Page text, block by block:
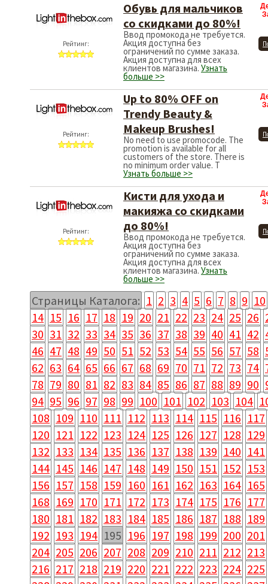
Рейтинг:
Обувь для мальчиков
со скидками до 80%!
Ввод промокода не требуется.
Акция доступна без
ограничений по сумме заказа.
Акция доступна для всех
клиентов магазина. Узнать
больше >>
Рейтинг:
Up to 80% OFF on
Trendy Beauty &
Makeup Brushes!
No need to use promocode. The
promotion is available for all
customers of the store. There is
no minimum order value. T
Узнать больше >>
Рейтинг:
Кисти для ухода и
макияжа со скидками
до 80%!
Ввод промокода не требуется.
Акция доступна без
ограничений по сумме заказа.
Акция доступна для всех
клиентов магазина. Узнать
больше >>
Страницы Каталога: 1 2 3 4 5 6 7 8 9 10
14 15 16 17 18 19 20 21 22 23 24 25 26
30 31 32 33 34 35 36 37 38 39 40 41 42
46 47 48 49 50 51 52 53 54 55 56 57 58
62 63 64 65 66 67 68 69 70 71 72 73 74
78 79 80 81 82 83 84 85 86 87 88 89 90
94 95 96 97 98 99 100 101 102 103 104
108 109 110 111 112 113 114 115 116 117
120 121 122 123 124 125 126 127 128 129
132 133 134 135 136 137 138 139 140 141
144 145 146 147 148 149 150 151 152 153
156 157 158 159 160 161 162 163 164 165
168 169 170 171 172 173 174 175 176 177
180 181 182 183 184 185 186 187 188 189
192 193 194 195 196 197 198 199 200 201
204 205 206 207 208 209 210 211 212 213
216 217 218 219 220 221 222 223 224 225